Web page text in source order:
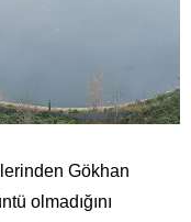
Gökhan
olmadığını